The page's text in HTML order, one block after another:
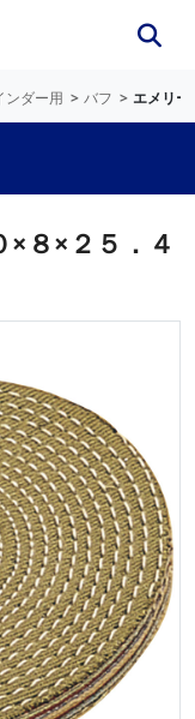
ンダー用 バフ エメリ
８×２５．４